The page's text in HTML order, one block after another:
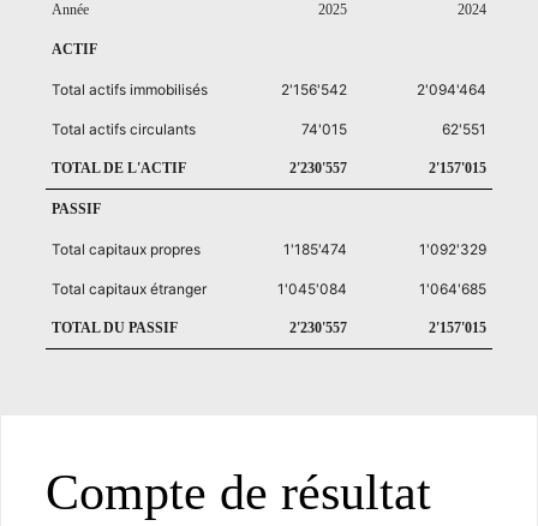
Année 2025 2024
ACTIF
Total actifs immobilisés 2'156'542 2'094'464
Total actifs circulants 74'015 62'551
TOTAL DE L'ACTIF 2'230'557 2'157'015
PASSIF
Total capitaux propres 1'185'474 1'092'329
Total capitaux étranger 1'045'084 1'064'685
TOTAL DU PASSIF 2'230'557 2'157'015
Compte de résultat